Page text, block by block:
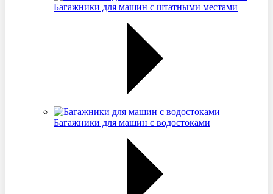
Багажники для машин с штатными местами
Багажники для машин с водостоками